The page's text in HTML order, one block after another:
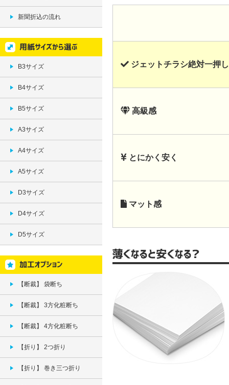
新聞折込の流れ
B3サイズ
B4サイズ
B5サイズ
A3サイズ
A4サイズ
A5サイズ
D3サイズ
D4サイズ
D5サイズ
【断裁】 袋断ち
【断裁】 3方化粧断ち
【断裁】 4方化粧断ち
【折り】 2つ折り
【折り】 巻き三つ折り
ジェットチラシ絶対一押し
高級感
とにかく安く
マット感